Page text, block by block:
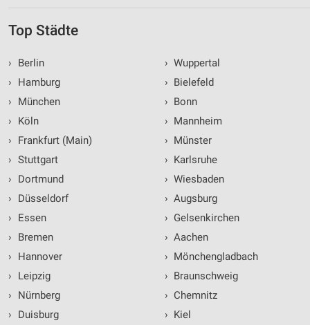
Top Städte
›
Berlin
›
Hamburg
›
München
›
Köln
›
Frankfurt (Main)
› Stuttgart
›
Dortmund
›
Düsseldorf
›
Essen
›
Bremen
›
Hannover
›
Leipzig
›
Nürnberg
›
Duisburg
› Wuppertal
› Bielefeld
› Bonn
› Mannheim
› Münster
› Karlsruhe
› Wiesbaden
› Augsburg
› Gelsenkirchen
› Aachen
› Mönchengladbach
› Braunschweig
› Chemnitz
› Kiel